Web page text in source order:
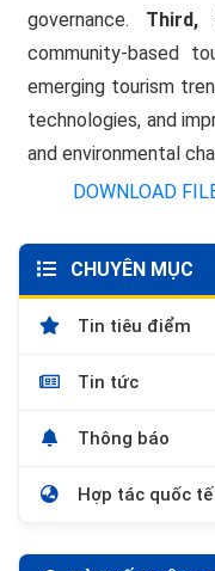
governance. Third,
community-based
emerging tourism
technologies, and
and environmental
DOWNLOAD
CHUYÊN MỤC
Tin tiêu điểm
Tin tức
Thông báo
Hợp tác quốc tế